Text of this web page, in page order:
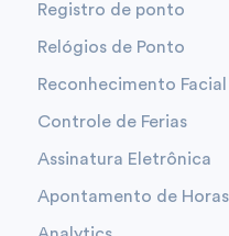
Registro de ponto
Relógios de Ponto
Reconhecimento Facial
Controle de Ferias
Assinatura Eletrônica
Apontamento de Horas